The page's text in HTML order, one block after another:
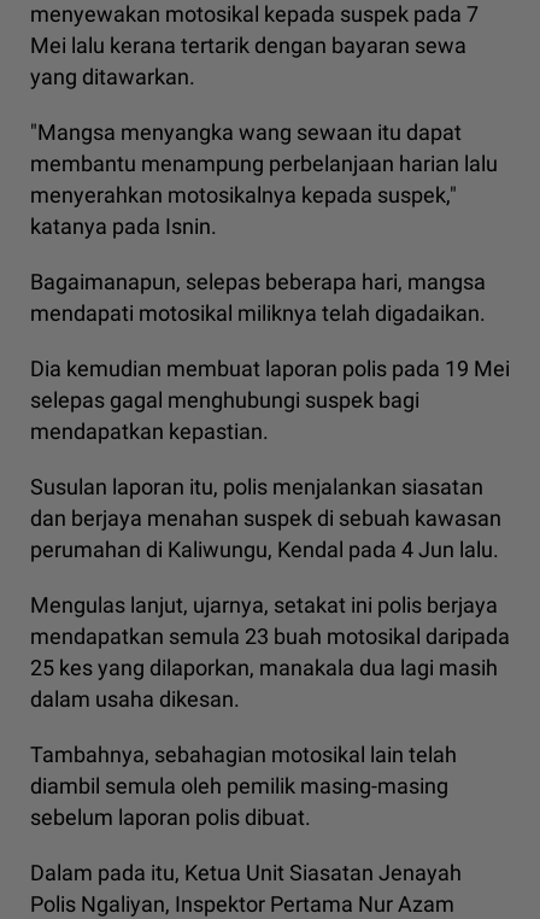
menyewakan motosikal kepada suspek pada 7
Mei lalu kerana tertarik dengan bayaran sewa
yang ditawarkan.
"Mangsa menyangka wang sewaan itu dapat
membantu menampung perbelanjaan harian lalu
menyerahkan motosikalnya kepada suspek,"
katanya pada Isnin.
Bagaimanapun, selepas beberapa hari, mangsa
mendapati motosikal miliknya telah digadaikan.
Dia kemudian membuat laporan polis pada 19 Mei
selepas gagal menghubungi suspek bagi
mendapatkan kepastian.
Susulan laporan itu, polis menjalankan siasatan
dan berjaya menahan suspek di sebuah kawasan
perumahan di Kaliwungu, Kendal pada 4 Jun lalu.
Mengulas lanjut, ujarnya, setakat ini polis berjaya
mendapatkan semula 23 buah motosikal daripada
25 kes yang dilaporkan, manakala dua lagi masih
dalam usaha dikesan.
Tambahnya, sebahagian motosikal lain telah
diambil semula oleh pemilik masing-masing
sebelum laporan polis dibuat.
Dalam pada itu, Ketua Unit Siasatan Jenayah
Polis Ngaliyan, Inspektor Pertama Nur Azam